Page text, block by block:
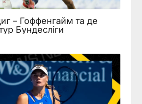
– Гоффенгайм та де
Бундесліги